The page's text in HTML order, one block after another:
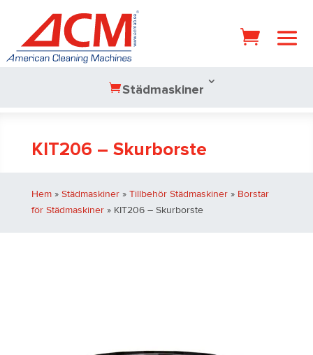
Städmaskiner
KIT206 – Skurborste
Hem» Städmaskiner» Tillbehör Städmaskiner» Borstar
för Städmaskiner» KIT206 – Skurborste